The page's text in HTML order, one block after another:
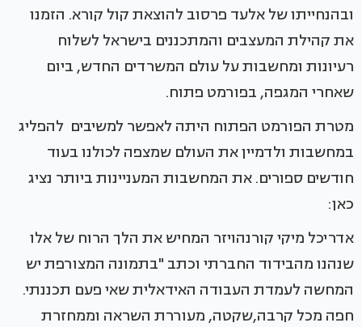
ובהנחייתו של אלעד פרסוב להוצאת קול קורא. הזמנו
את קהילת המעצבים והמתכננים בישראל לשלוח
רעיונות ומחשבות על עולם המשרדים החדש, ביום
שאחרי המגפה, בפורמט פתוח.
מטרת הפורמט הפתוח היתה לאפשר למשיבים להפליג
במחשבות ולדמיין את העולם שמצפה לכולנו בעוד
חודשים ספורים. את המחשבות המעניינות ביותר נציג
כאן:
אדריכל מיקי קורנהויזר המחיש את הלך הרוח של אלו
שנהנו מהבידוד החברתי וכתב "בתמונה המצורפת יש
המחשה לעמדת העבודה האידאלית שאי פעם תכננתי.
חפה מכל קרבה,שקטה, מעוררת השראה וממחזרת